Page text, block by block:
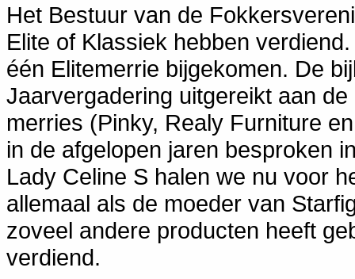
Het Bestuur van de
Elite of Klassiek hebben
één Elitemerrie bijgekomen. De
Jaarvergadering uitgereikt aan
merries (Pinky, Realy Furniture
in de afgelopen jaren besproken
Lady Celine S halen we nu voor
allemaal als de moeder van
zoveel andere producten heeft
verdiend.